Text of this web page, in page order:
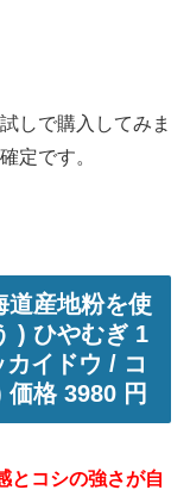
しで購入してみま
定です。
道産地粉を使
) ひやむぎ 1
イドウ / コ
格 3980 円
とコシの強さが自